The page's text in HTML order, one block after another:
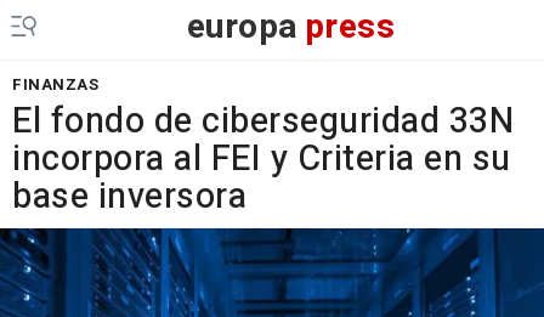
europa press
FINANZAS
El fondo de ciberseguridad 33N
incorpora al FEI y Criteria en su
base inversora